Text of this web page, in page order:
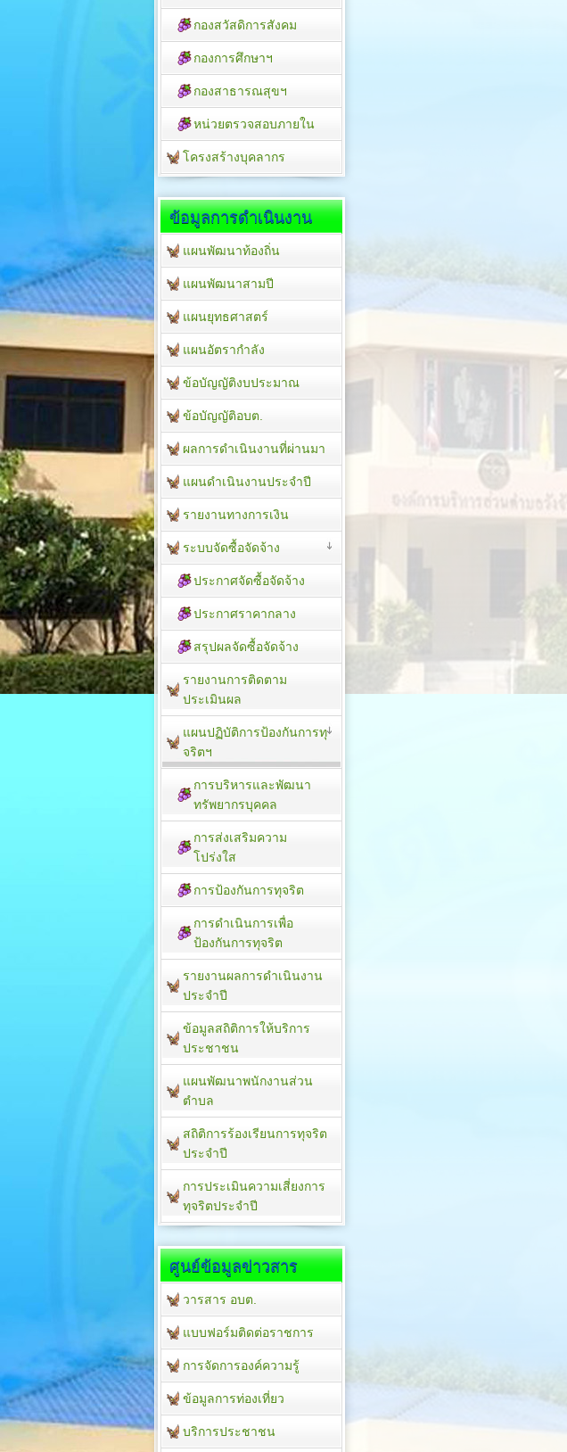
กองสวัสดิการสังคม
กองการศึกษาฯ
กองสาธารณสุขฯ
หน่วยตรวจสอบภายใน
โครงสร้างบุคลากร
ข้อมูลการดำเนินงาน
แผนพัฒนาท้องถิ่น
แผนพัฒนาสามปี
แผนยุทธศาสตร์
แผนอัตรากำลัง
ข้อบัญญัติงบประมาณ
ข้อบัญญัติอบต.
ผลการดำเนินงานที่ผ่านมา
แผนดำเนินงานประจำปี
รายงานทางการเงิน
ระบบจัดซื้อจัดจ้าง
ประกาศจัดซื้อจัดจ้าง
ประกาศราคากลาง
สรุปผลจัดซื้อจัดจ้าง
รายงานการติดตาม
ประเมิน​ผล
แผนปฏิบัติการป้องกันการทุ
จริตฯ
การบริหารและพัฒนา
ทรัพยากรบุคคล
การส่งเสริมความ
โปร่งใส
การป้องกันการทุจริต
การดำเนินการเพื่อ
ป้องกันการทุจริต
รายงานผลการดำเนินงาน
ประจำปี
ข้อมูลสถิติการให้บริการ
ประชาชน
แผนพัฒนาพนักงานส่วน
ตำบล
สถิติการร้องเรียนการทุจริต
ประจำปี
การประเมินความเสี่ยงการ
ทุจริตประจำปี
ศูนย์ข้อมูลข่าวสาร
วารสาร อบต.
แบบฟอร์มติดต่อราชการ
การจัดการองค์ความรู้
ข้อมูลการท่องเที่ยว
บริการประชาชน